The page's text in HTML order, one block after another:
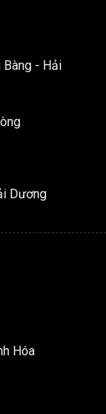
- Hải
Dương
Hóa